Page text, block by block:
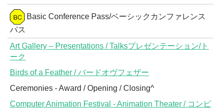
Basic Conference Pass/ベーシックカンファレンス
パス
Art Gallery – Presentations / Talksプレゼンテーション/ト
ーク
Birds of a Feather / バードオヴフェザー
Ceremonies - Award / Opening / Closing^
Computer Animation Festival - Animation Theater / コンピ